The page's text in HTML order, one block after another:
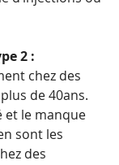
2 :
chez des
de 40ans.
et le manque
sont les
des